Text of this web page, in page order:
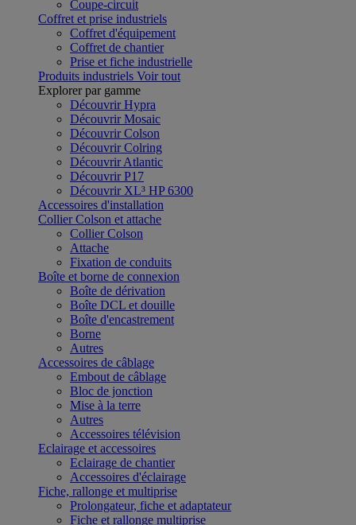
Coupe-circuit
Coffret et prise industriels
Coffret d'équipement
Coffret de chantier
Prise et fiche industrielle
Produits industriels Voir tout
Explorer par gamme
Découvrir Hypra
Découvrir Mosaic
Découvrir Colson
Découvrir Colring
Découvrir Atlantic
Découvrir P17
Découvrir XL³ HP 6300
Accessoires d'installation
Collier Colson et attache
Collier Colson
Attache
Fixation de conduits
Boîte et borne de connexion
Boîte de dérivation
Boîte DCL et douille
Boîte d'encastrement
Borne
Autres
Accessoires de câblage
Embout de câblage
Bloc de jonction
Mise à la terre
Autres
Accessoires télévision
Eclairage et accessoires
Eclairage de chantier
Accessoires d'éclairage
Fiche, rallonge et multiprise
Prolongateur, fiche et adaptateur
Fiche et rallonge multiprise